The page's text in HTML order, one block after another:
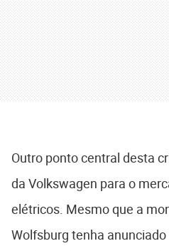
Outro ponto central desta
da Volkswagen para o
elétricos. Mesmo que a
Wolfsburg tenha